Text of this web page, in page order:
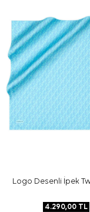
izleyiniz. İpek ve
bakımında Aker
edebilirsiniz.
Sıkça Sorulan
Bu eşarbın
Lacivert İpek
materyal
Desen ve renk
Bu Cacharel
Logo Desenli İpek
4.290,00TL